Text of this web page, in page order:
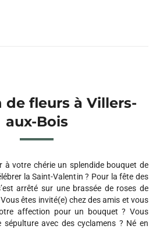
de fleurs à Villers-
aux-Bois
à votre chérie un splendide bouquet de
la Saint-Valentin ? Pour la fête des
arrêté sur une brassée de roses de
êtes invité(e) chez des amis et vous
affection pour un bouquet ? Vous
avec des cyclamens ? Né en